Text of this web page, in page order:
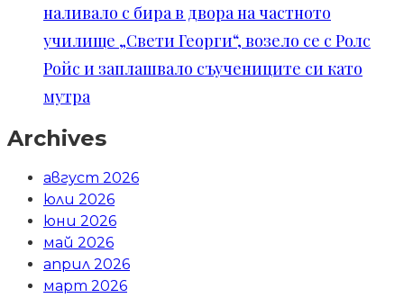
наливало с бира в двора на частното
училище „Свети Георги“, возело се с Ролс
Ройс и заплашвало съучениците си като
мутра
Archives
август 2026
юли 2026
юни 2026
май 2026
април 2026
март 2026